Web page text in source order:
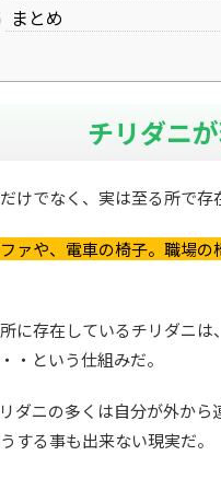
まとめ
チリダニ
けでなく、実は至る所で存
ァや、電車の椅子。職場
に存在しているチリダニ
・という仕組みだ。
ダニの多くは自分が外か
する事も出来ない現実だ。